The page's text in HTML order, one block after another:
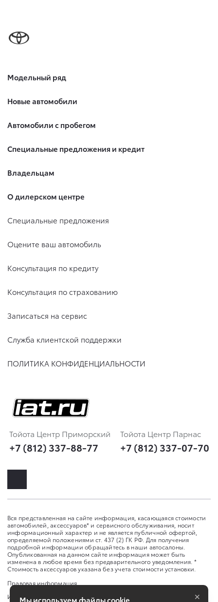
Модельный ряд
Новые автомобили
Автомобили с пробегом
Специальные предложения и кредит
Владельцам
О дилерском центре
Специальные предложения
Оцените ваш автомобиль
Консультация по кредиту
Консультация по страхованию
Записаться на сервис
Служба клиентской поддержки
ПОЛИТИКА КОНФИДЕНЦИАЛЬНОСТИ
Тойота Центр Приморский
+7 (812) 337-88-77
Тойота Центр Парнас
+7 (812) 337-07-70
Вся представленная на сайте информация, касающаяся стоимости
автомобилей, аксессуаров* и сервисного обслуживания, носит
информационный характер и не является публичной офертой,
определяемой положениями ст. 437 (2) ГК РФ. Для получения
подробной информации обращайтесь в наши автосалоны.
Опубликованная на данном сайте информация может быть
изменена в любое время без предварительного уведомления. *
Стоимость аксессуаров указана без учета стоимости установки.
Правовая информация
Изменить настройку cookies
Мы используем файлы cookie ×